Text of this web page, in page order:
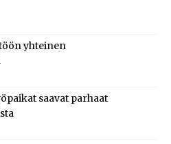
yhteinen
saavat parhaat